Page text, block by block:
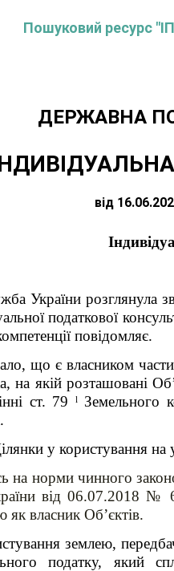
Пошуковий ресурс
ДЕРЖАВНА
від
України розглянула
податкової
повідомляє.
що є власником
якій розташовані
ст. 79 ˡ
у користування
на норми чинного
від 06.07.2018
як власник Об’єктів.
землею,
податку, який